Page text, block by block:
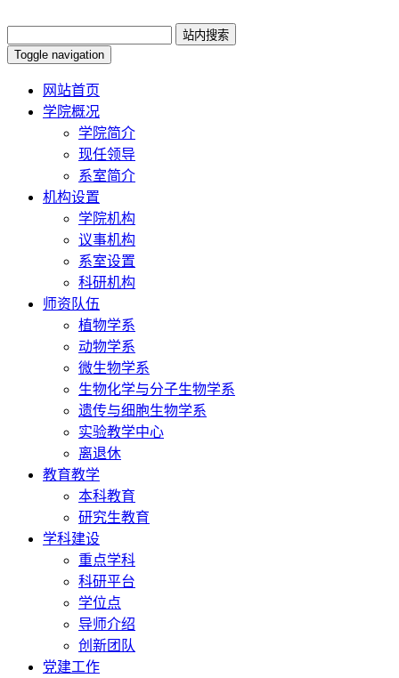
Toggle navigation
网站首页
学院概况
学院简介
现任领导
系室简介
机构设置
学院机构
议事机构
系室设置
科研机构
师资队伍
植物学系
动物学系
微生物学系
生物化学与分子生物学系
遗传与细胞生物学系
实验教学中心
离退休
教育教学
本科教育
研究生教育
学科建设
重点学科
科研平台
学位点
导师介绍
创新团队
党建工作